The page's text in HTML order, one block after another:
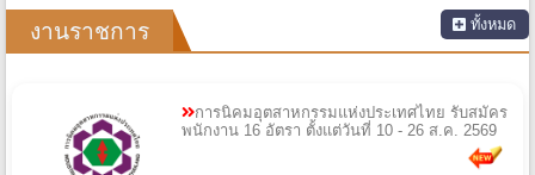
งานราชการ ทั้งหมด
การนิคมอุตสาหกรรมแห่งประเทศไทย รับสมัคร
พนักงาน 16 อัตรา ตั้งแต่วันที่ 10 - 26 ส.ค. 2569